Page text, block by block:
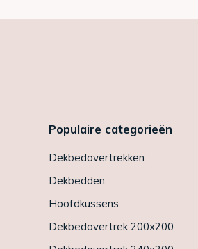
Populaire categorieën
Dekbedovertrekken
Dekbedden
Hoofdkussens
Dekbedovertrek 200x200